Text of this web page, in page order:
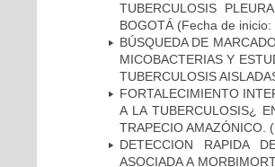
TUBERCULOSIS
BOGOTÁ (Fecha de
BÚSQUEDA DE
MICOBACTERIAS Y
TUBERCULOSIS
FORTALECIMIENTO
A LA TUBERCULOSIS¿
TRAPECIO AMAZÓNICO.
DETECCION RAPIDA
ASOCIADA A